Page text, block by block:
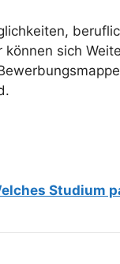
sich
Studium